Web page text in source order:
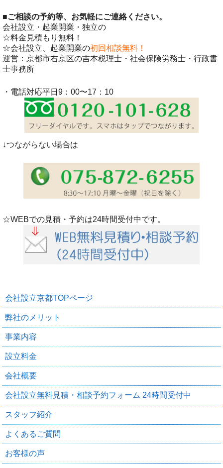
■ご相談の予約等、お気軽にご連絡ください。
会社設立・起業開業・独立の
☆料金見積もり無料！
☆会社設立、起業開業の初回相談無料！
運営：京都市右京区の吉本税理士・社会保険労務士・行政書
士事務所
・電話対応平日9：00〜17：10
↓つながらない場合は
☆WEBでの見積・予約は24時間受付中です。
会社設立京都TOPページ
弊社のメリット
事業内容
設立料金
会社概要
会社設立無料見積・相談予約フォーム 24時間受付中
スタッフ紹介
よくあるご質問
お客様の声